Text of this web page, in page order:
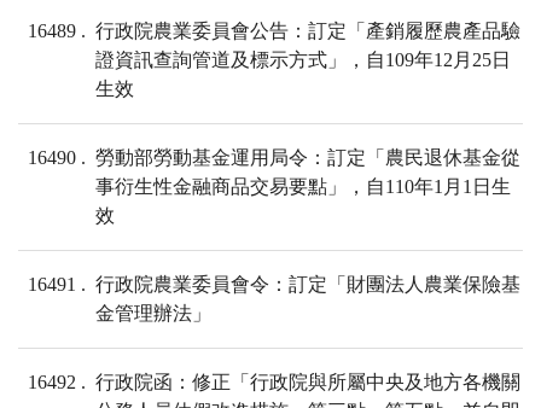
16489
行政院農業委員會公告：訂定「產銷履歷農產品驗
證資訊查詢管道及標示方式」，自109年12月25日
生效
16490
勞動部勞動基金運用局令：訂定「農民退休基金從
事衍生性金融商品交易要點」，自110年1月1日生
效
16491
行政院農業委員會令：訂定「財團法人農業保險基
金管理辦法」
16492
行政院函：修正「行政院與所屬中央及地方各機關